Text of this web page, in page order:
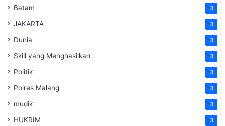
Batam 3
JAKARTA 3
Dunia 3
Skill yang Menghasilkan 3
Politik 3
Polres Malang 3
mudik 3
HUKRIM 3